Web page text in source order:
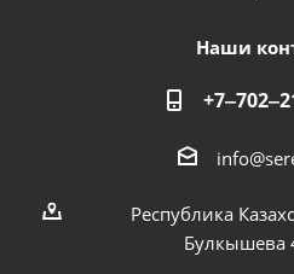
Наши
Республика
Булкышева